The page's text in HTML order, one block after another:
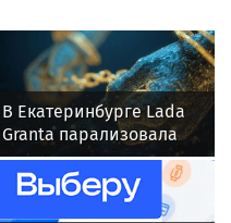
В Екатеринбурге Lada
Granta парализовала
движение на
Амундсена